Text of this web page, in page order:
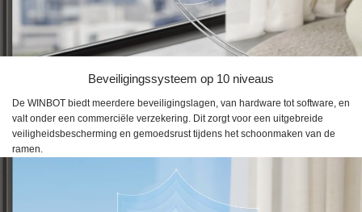
Beveiligingssysteem op 10 niveaus
De WINBOT biedt meerdere beveiligingslagen, van hardware tot software, en
valt onder een commerciële verzekering. Dit zorgt voor een uitgebreide
veiligheidsbescherming en gemoedsrust tijdens het schoonmaken van de
ramen.